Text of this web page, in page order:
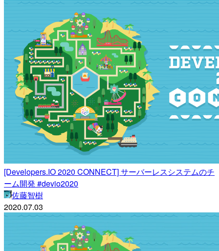
[Developers.IO 2020 CONNECT] サーバーレスシステムのチ
ーム開発 #devio2020
佐藤智樹
2020.07.03